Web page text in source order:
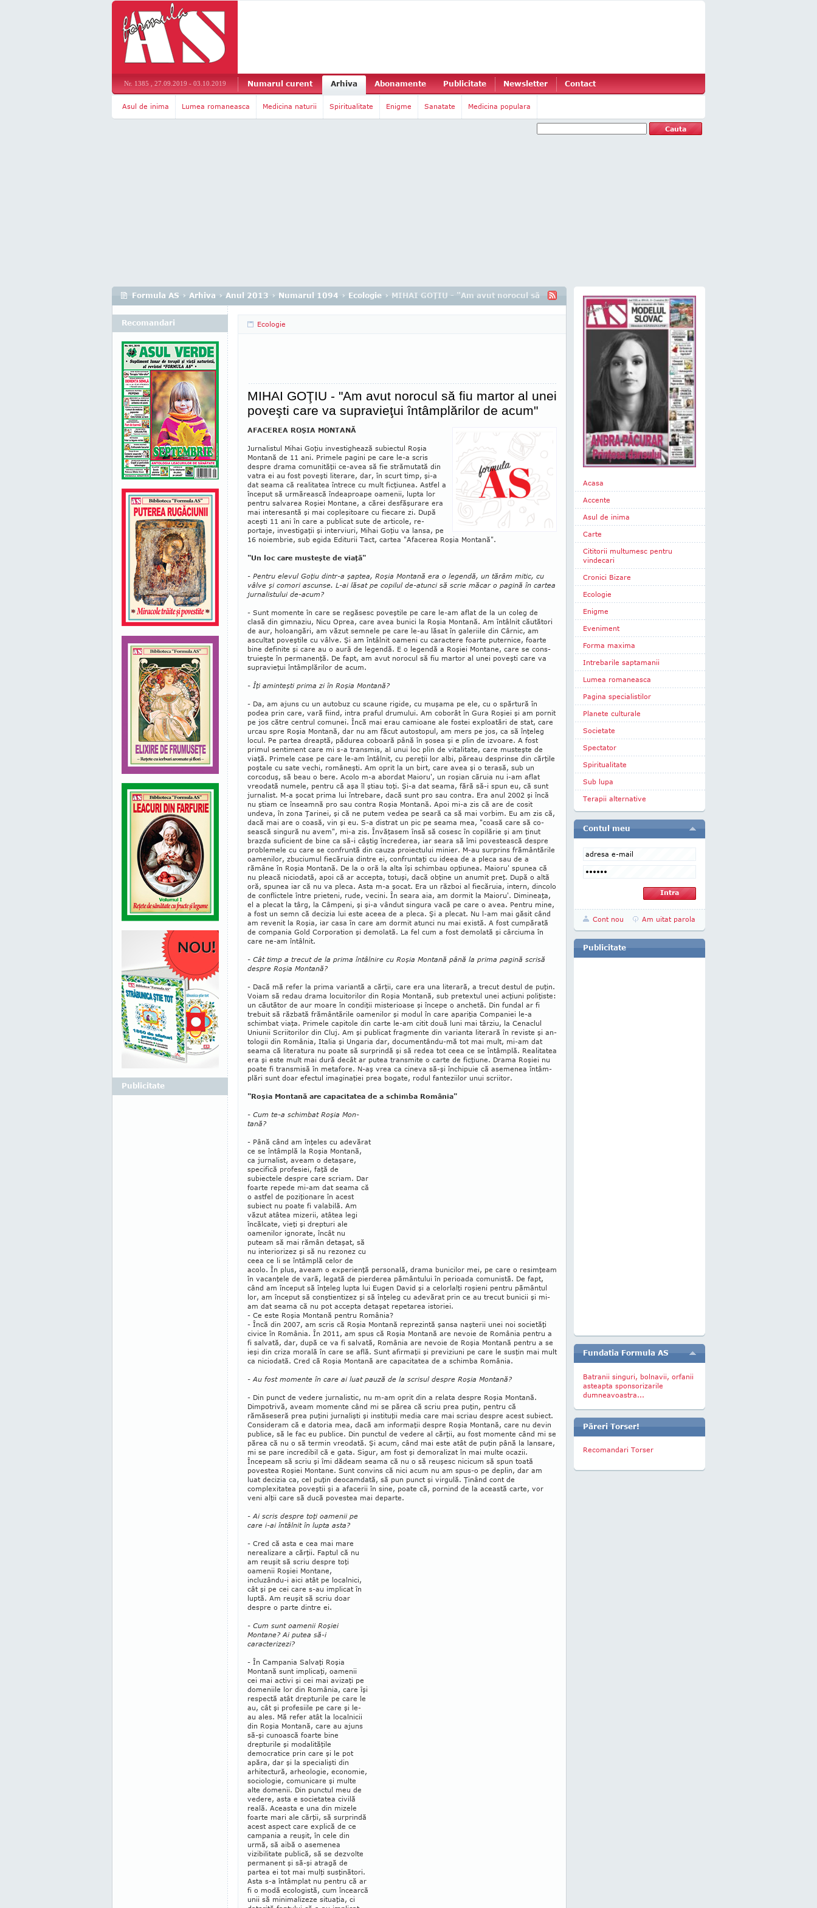
Nr. 1385 , 27.09.2019 - 03.10.2019 Numarul curent Arhiva Abonamente Publicitate Newsletter Contact
Asul de inima Lumea romaneasca Medicina naturii Spiritualitate Enigme Sanatate Medicina populara
Formula AS › Arhiva › Anul 2013 › Numarul 1094 › Ecologie › MIHAI GOŢIU - "Am avut norocul să fiu martor al unei poveşti care va supravieţui întâmplărilor de
Ecologie
MIHAI GOŢIU - "Am avut norocul să fiu martor al unei
poveşti care va supravieţui întâmplărilor de acum"
AFACEREA ROŞIA MONTANĂ
Jurnalistul Mihai Goţiu investighează subiectul Roşia
Montană de 11 ani. Primele pagini pe ca­re le-a scris
despre drama comunităţii ce-avea să fie strămutată din
vatra ei au fost poveşti literare, dar, în scurt timp, şi-a
dat seama că realitatea întrece cu mult ficţiunea. Astfel a
început să urmărească îndea­proa­pe oamenii, lupta lor
pentru salvarea Roşiei Mon­tane, a cărei desfăşurare era
mai interesantă şi mai co­ple­şitoare cu fiecare zi. După
aceşti 11 ani în care a pu­blicat sute de ar­ticole, re­
portaje, investigaţii şi inter­viuri, Mihai Go­ţiu va lansa, pe
16 no­iem­brie, sub egi­da Editurii Tact, cartea "Afa­ce­rea Roşia Montană".
"Un loc care musteşte de viaţă"
- Pentru elevul Goţiu dintr-a şaptea, Roşia Mon­tană era o legendă, un tărâm mitic, cu
vâlve şi comori ascunse. L-ai lăsat pe copilul de-atunci să scrie măcar o pagină în cartea
jurnalistului de-acum?
- Sunt momente în care se regăsesc poveştile pe care le-am aflat de la un coleg de
clasă din gimnaziu, Nicu Oprea, care avea bunici la Roşia Montană. Am întâlnit căutători
de aur, holoangări, am văzut sem­­nele pe care le-au lăsat în galeriile din Cârnic, am
ascultat poveştile cu vâlve. Şi am întâlnit oameni cu caractere foarte pu­ternice, foarte
bine definite şi care au o aură de legendă. E o legendă a Roşiei Montane, care se cons­
truieşte în permanenţă. De fapt, am avut norocul să fiu martor al unei poveşti care va
supravieţui întâm­plărilor de acum.
- Îţi aminteşti prima zi în Roşia Montană?
- Da, am ajuns cu un autobuz cu scaune rigide, cu muşama pe ele, cu o spărtură în
podea prin care, vară fiind, intra praful drumului. Am coborât în Gura Roşiei şi am pornit
pe jos către centrul comunei. Încă mai erau camioane ale fostei exploatări de stat, care
urcau spre Roşia Montană, dar nu am făcut autostopul, am mers pe jos, ca să înţeleg
locul. Pe partea dreaptă, pădurea coboară până în şosea şi e plin de izvoare. A fost
primul sentiment care mi s-a transmis, al unui loc plin de vita­li­tate, care musteşte de
viaţă. Primele case pe care le-am întâlnit, cu pereţii lor albi, păreau desprinse din cărţile
poştale cu sate vechi, româneşti. Am oprit la un birt, care avea şi o terasă, sub un
corcoduş, să beau o bere. Acolo m-a abordat Maioru', un roşian căruia nu i-am aflat
vreodată numele, pentru că aşa îl ştiau toţi. Şi-a dat seama, fără să-i spun eu, că sunt
jurnalist. M-a şocat prima lui întrebare, dacă sunt pro sau contra. Era anul 2002 şi încă
nu ştiam ce înseamnă pro sau contra Roşia Montană. Apoi mi-a zis că are de cosit
undeva, în zona Ţarinei, şi că ne putem vedea pe seară ca să mai vorbim. Eu am zis că,
dacă mai are o coasă, vin şi eu. S-a distrat un pic pe sea­ma mea, "coasă care să co­
sească singură nu avem", mi-a zis. Învăţasem însă să cosesc în copilărie şi am ţinut
brazda suficient de bine ca să-i câştig încrederea, iar seara să îmi povestească des­pre
problemele cu care se confruntă din cauza proiectului minier. M-au sur­prins frământările
oame­ni­lor, zbuciumul fiecăruia din­tre ei, confruntaţi cu ideea de a pleca sau de a
rămâne în Roşia Montană. De la o oră la alta îşi schimbau opţiu­nea. Maioru' spunea că
nu pleacă niciodată, apoi că ar accepta, totuşi, dacă obţine un anumit preţ. După o altă
oră, spunea iar că nu va pleca. Asta m-a şocat. Era un răz­boi al fiecăruia, in­tern, dincolo
de conflictele între prie­teni, rude, vecini. În seara aia, am dormit la Ma­ioru'. Dimineaţa,
el a plecat la târg, la Câmpeni, şi şi-a vândut singura vacă pe care o avea. Pentru mine,
a fost un semn că decizia lui este aceea de a pleca. Şi a ple­cat. Nu l-am mai găsit când
am revenit la Roşia, iar casa în care am dormit atunci nu mai există. A fost cumpărată
de compania Gold Corporation şi demolată. La fel cum a fost de­molată şi cârciuma în
care ne-am întâlnit.
- Cât timp a trecut de la prima întâlnire cu Roşia Montană până la prima pagină scrisă
despre Roşia Montană?
- Dacă mă refer la prima variantă a cărţii, care era una literară, a trecut destul de puţin.
Voiam să redau drama locuitorilor din Roşia Montană, sub pretextul unei acţiuni poliţiste:
un căutător de aur moare în condiţii misterioase şi începe o anchetă. Din fundal ar fi
trebuit să răzbată frământările oamenilor şi modul în care apariţia Companiei le-a
schimbat viaţa. Pri­me­le capitole din carte le-am citit două luni mai târziu, la Cenaclul
Uniunii Scriitorilor din Cluj. Am şi pu­bli­cat fragmente din varianta literară în reviste şi an­
to­logii din România, Italia şi Ungaria dar, docu­men­tân­du-mă tot mai mult, mi-am dat
seama că literatura nu poate să surprindă şi să redea tot ceea ce se în­tâm­plă. Rea­litatea
era şi este mult mai dură decât ar putea transmite o carte de ficţiune. Drama Roşiei nu
poate fi transmisă în metafore. N-aş vrea ca cineva să-şi închi­puie că asemenea întâm­
plări sunt doar efectul ima­gi­naţiei prea bogate, rodul fanteziilor unui scriitor.
"Roşia Montană are capacitatea de a schimba România"
- Cum te-a schimbat Roşia Mon­­­
tană?
- Până când am înţeles cu ade­vărat
ce se întâmplă la Roşia Mon­tană,
ca jurnalist, aveam o detaşare,
specifică profesiei, faţă de
subiectele despre care scriam. Dar
foarte re­pede mi-am dat seama că
o astfel de poziţionare în acest
subiect nu poate fi valabilă. Am
văzut atâtea mizerii, atâtea legi
încălcate, vieţi şi drepturi ale
oamenilor ignorate, încât nu
puteam să mai rămân detaşat, să
nu interiorizez şi să nu rezonez cu
ceea ce li se întâmplă celor de
acolo. În plus, aveam o expe­rien­ţă personală, drama bunicilor mei, pe care o re­sim­ţeam
în vacanţele de vară, legată de pierderea pămân­tului în perioada comunistă. De fapt,
când am început să înţeleg lupta lui Eugen David şi a celorlalţi roşieni pentru pământul
lor, am început să conştien­tizez şi să înţeleg cu ade­vărat prin ce au trecut bunicii şi mi-
am dat seama că nu pot accepta detaşat repetarea istoriei.
- Ce este Roşia Montană pentru România?
- Încă din 2007, am scris că Roşia Montană repre­zintă şansa naşterii unei noi societăţi
civice în Ro­mâ­nia. În 2011, am spus că Roşia Montană are nevoie de România pentru a
fi salvată, dar, după ce va fi salvată, România are nevoie de Roşia Montană pentru a se
ieşi din criza morală în care se află. Sunt afirmaţii şi pre­vi­ziuni pe care le susţin mai mult
ca niciodată. Cred că Roşia Montană are capacitatea de a schimba Româ­nia.
- Au fost momente în care ai luat pauză de la scri­sul despre Roşia Montană?
- Din punct de vedere jurnalistic, nu m-am oprit din a relata despre Roşia Montană.
Dimpotrivă, aveam momente când mi se părea că scriu prea puţin, pentru că
rămăseseră prea puţini jurnalişti şi instituţii media care mai scriau despre acest subiect.
Consi­de­ram că e dato­ria mea, dacă am informaţii despre Roşia Mon­tană, care nu devin
publice, să le fac eu publice. Din punctul de vedere al cărţii, au fost momente când mi se
părea că nu o să termin vreodată. Şi acum, când mai este atât de puţin până la lansare,
mi se pare in­credibil că e gata. Sigur, am fost şi demoralizat în mai multe oca­zii.
Începeam să scriu şi îmi dădeam seama că nu o să reuşesc nicicum să spun toată
povestea Roşiei Montane. Sunt convins că nici acum nu am spus-o pe deplin, dar am
luat decizia ca, cel puţin deocamdată, să pun punct şi virgulă. Ţinând cont de
complexitatea poveştii şi a afacerii în sine, poate că, pornind de la această carte, vor
veni alţii care să ducă povestea mai departe.
- Ai scris despre toţi oamenii pe
care i-ai întâlnit în lupta asta?
- Cred că asta e cea mai mare
nerealizare a cărţii. Faptul că nu
am reuşit să scriu despre toţi
oamenii Roşiei Montane,
incluzându-i aici atât pe localnici,
cât şi pe cei care s-au implicat în
luptă. Am reuşit să scriu doar
despre o parte dintre ei.
- Cum sunt oamenii Roşiei
Montane? Ai putea să-i
caracterizezi?
- În Campania Salvaţi Roşia
Montană sunt impli­caţi, oamenii
cei mai activi şi cei mai avizaţi pe
do­me­niile lor din România, care îşi
respectă atât drep­turile pe care le
au, cât şi profesiile pe care şi le-
au ales. Mă refer atât la localnicii
din Roşia Montană, ca­re au ajuns
să-şi cunoască foarte bine
drepturile şi mo­da­­li­tăţile
democratice prin care şi le pot
apăra, dar şi la spe­cialişti din
arhitectură, arheologie, economie,
socio­logie, comunicare şi multe
alte domenii. Din punc­tul meu de
vedere, asta e societatea civilă
reală. Aceas­ta e una din mizele
foarte mari ale cărţii, să sur­prindă
acest aspect care explică de ce
campania a reu­şit, în cele din
urmă, să aibă o asemenea
vizibilitate pu­blică, să se dez­vol­te
permanent şi să-şi atragă de
partea ei tot mai mulţi susţinători.
Asta s-a întâmplat nu pentru că ar
fi o modă ecologistă, cum încearcă
unii să mini­malizeze situaţia, ci
Recomandari
Publicitate
Acasa
Accente
Asul de inima
Carte
Cititorii multumesc pentru
vindecari
Cronici Bizare
Ecologie
Enigme
Eveniment
Forma maxima
Intrebarile saptamanii
Lumea romaneasca
Pagina specialistilor
Planete culturale
Societate
Spectator
Spiritualitate
Sub lupa
Terapii alternative
Contul meu
Cont nou Am uitat parola
Publicitate
Fundatia Formula AS
Batranii singuri, bolnavii, orfanii
asteapta sponsorizarile
dumneavoastra...
Păreri Torser!
Recomandari Torser